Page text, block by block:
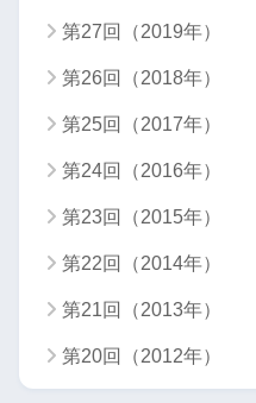
第27回（2019年）
第26回（2018年）
第25回（2017年）
第24回（2016年）
第23回（2015年）
第22回（2014年）
第21回（2013年）
第20回（2012年）